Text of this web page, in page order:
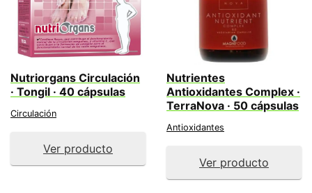
Nutriorgans Circulación
· Tongil · 40 cápsulas
Circulación
Ver producto
Nutrientes
Antioxidantes Complex ·
TerraNova · 50 cápsulas
Antioxidantes
Ver producto